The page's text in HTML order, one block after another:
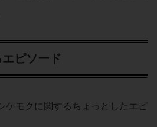
ピソード
ケモクに関するちょっとしたエピ